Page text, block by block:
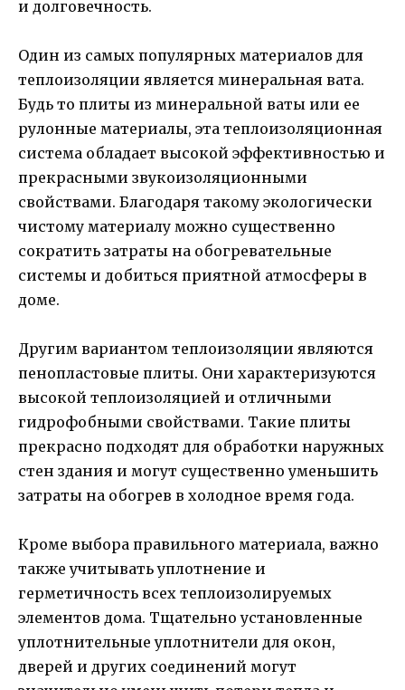
и долговечность.
Один из самых популярных материалов для
теплоизоляции является минеральная вата.
Будь то плиты из минеральной ваты или ее
рулонные материалы, эта теплоизоляционная
система обладает высокой эффективностью и
прекрасными звукоизоляционными
свойствами. Благодаря такому экологически
чистому материалу можно существенно
сократить затраты на обогревательные
системы и добиться приятной атмосферы в
доме.
Другим вариантом теплоизоляции являются
пенопластовые плиты. Они характеризуются
высокой теплоизоляцией и отличными
гидрофобными свойствами. Такие плиты
прекрасно подходят для обработки наружных
стен здания и могут существенно уменьшить
затраты на обогрев в холодное время года.
Кроме выбора правильного материала, важно
также учитывать уплотнение и
герметичность всех теплоизолируемых
элементов дома. Тщательно установленные
уплотнительные уплотнители для окон,
дверей и других соединений могут